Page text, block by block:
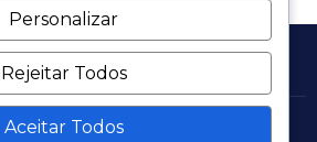
/ Todos os direitos reservados.
Personalizar
Rejeitar Todos
Aceitar Todos